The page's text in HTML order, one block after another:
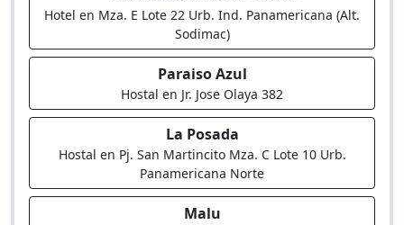
Hotel en Mza. E Lote 22 Urb. Ind. Panamericana (Alt.
Sodimac)
Paraiso Azul
Hostal en Jr. Jose Olaya 382
La Posada
Hostal en Pj. San Martincito Mza. C Lote 10 Urb.
Panamericana Norte
Malu